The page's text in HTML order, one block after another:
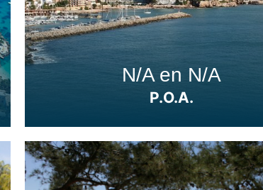
N/A en N/A
P.O.A.